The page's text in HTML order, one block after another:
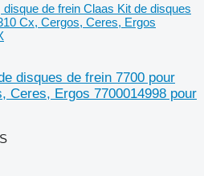
disque de frein Claas Kit de disques
Cx, Cergos, Ceres, Ergos
disques de frein 7700 pour
Ceres, Ergos 7700014998 pour